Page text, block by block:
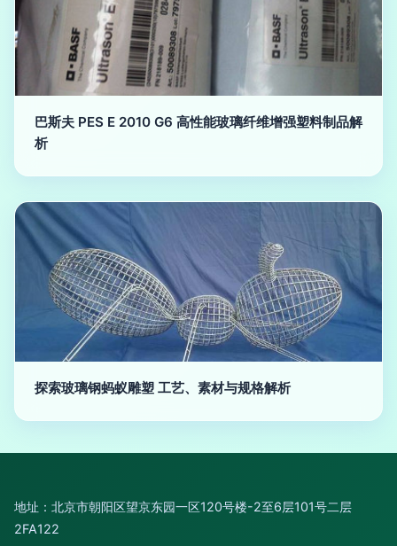
巴斯夫 PES E 2010 G6 高性能玻璃纤维增强塑料制品解
析
探索玻璃钢蚂蚁雕塑 工艺、素材与规格解析
地址：北京市朝阳区望京东园一区120号楼-2至6层101号二层
2FA122